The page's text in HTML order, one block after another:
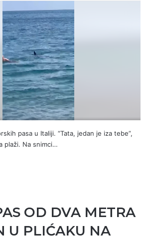
pasa u Italiji. “Tata, jedan je iza tebe”,
plaži. Na snimci…
OD DVA METRA
U PLIĆAKU NA